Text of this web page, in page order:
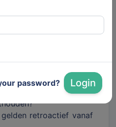
password? Login
infosessie op 22 juni!
2026 verandert de
retroactief vanaf